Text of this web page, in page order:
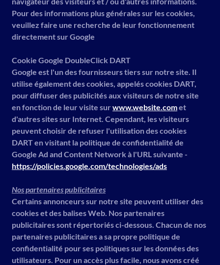
Pour des informations plus générales sur les cookies,
veuillez faire une recherche de leur fonctionnement
directement sur Google
Cookie Google DoubleClick DART
Google est l'un des fournisseurs tiers sur notre site. Il
utilise également des cookies, appelés cookies DART,
pour diffuser des publicités aux visiteurs de notre site
en fonction de leur visite surwww.website.comet
d'autres sites sur Internet. Cependant, les visiteurs
peuvent choisir de refuser l'utilisation des cookies
DART en visitant la politique de confidentialité de
Google Ad and Content Network à l'URL suivante -
https://policies.google.com/technologies/ads
Nos partenaires publicitaires
Certains annonceurs sur notre site peuvent utiliser des
cookies et des balises Web. Nos partenaires
publicitaires sont répertoriés ci-dessous. Chacun de nos
partenaires publicitaires a sa propre politique de
confidentialité pour ses politiques sur les données des
utilisateurs. Pour un accès plus facile, nous avons créé